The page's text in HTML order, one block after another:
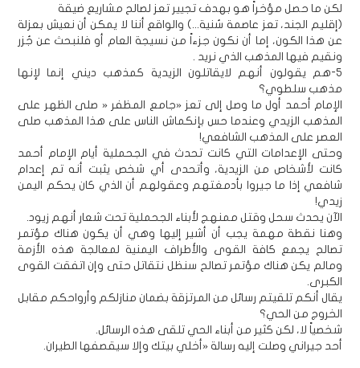
لكن ما حصل مؤخراً هو بهدف تجيير تعز لصالح مشاريع ضيقة
(إقليم الجند، تعز عاصمة سُنية...) والواقع أننا لا يمكن أن نعيش بعزلة
عن هذا الكون، إما أن نكون جزءاً من نسيجة العام أو فلنبحث عن جُزر
ونقيم فيها المذهب الذي نريد .
5-هم يقولون أنهم لايقاتلون الزيدية كمذهب ديني إنما لإنها
مذهب سلطوي؟
الإمام أحمد أول ما وصل إلى تعز «جامع المظفر « صلى الظهر على
المذهب الزيدي وعندما حس بإنكماش الناس على هذا المذهب صلى
العصر على المذهب الشافعي!
وحتى الإعدامات التي كانت تحدث في الجحملية أيام الإمام أحمد
كانت لأشخاص من الزيدية، وأتحدى أي شخص يثبت أنه تم إعدام
شافعي إذا ما جيروا بأدمغتهم وعقولهم أن الذي كان يحكم اليمن
زيدي!
الآن يحدث سحل وقتل ممنهج لأبناء الجحملية تحت شعار أنهم زيود.
وهنا نقطة مهمة يجب أن أشير إليها وهي أن يكون هناك مؤتمر
تصالح يجمع كافة القوى والأطراف اليمنية لمعالجة هذه الأزمة
ومالم يكن هناك مؤتمر تصالح سنظل نتقاتل حتى وإن اتفقت القوى
الكبرى.
يقال أنكم تلقيتم رسائل من المرتزقة بضمان منازلكم وأرواحكم مقابل
الخروج من الحي؟
شخصياً لا، لكن كثير من أبناء الحي تلقى هذه الرسائل.
أحد جيراني وصلت إليه رسالة «أخلي بيتك وإلا سيقصفها الطيران.